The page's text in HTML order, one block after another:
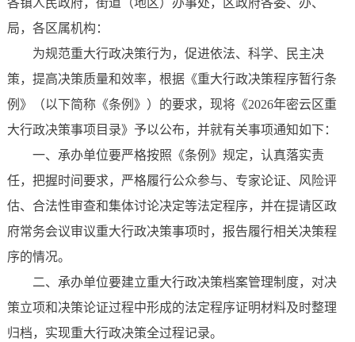
各镇人民政府，街道（地区）办事处，区政府各委、办、
局，各区属机构：
为规范重大行政决策行为，促进依法、科学、民主决
策，提高决策质量和效率，根据《重大行政决策程序暂行条
例》（以下简称《条例》）的要求，现将《2026年密云区重
大行政决策事项目录》予以公布，并就有关事项通知如下：
一、承办单位要严格按照《条例》规定，认真落实责
任，把握时间要求，严格履行公众参与、专家论证、风险评
估、合法性审查和集体讨论决定等法定程序，并在提请区政
府常务会议审议重大行政决策事项时，报告履行相关决策程
序的情况。
二、承办单位要建立重大行政决策档案管理制度，对决
策立项和决策论证过程中形成的法定程序证明材料及时整理
归档，实现重大行政决策全过程记录。